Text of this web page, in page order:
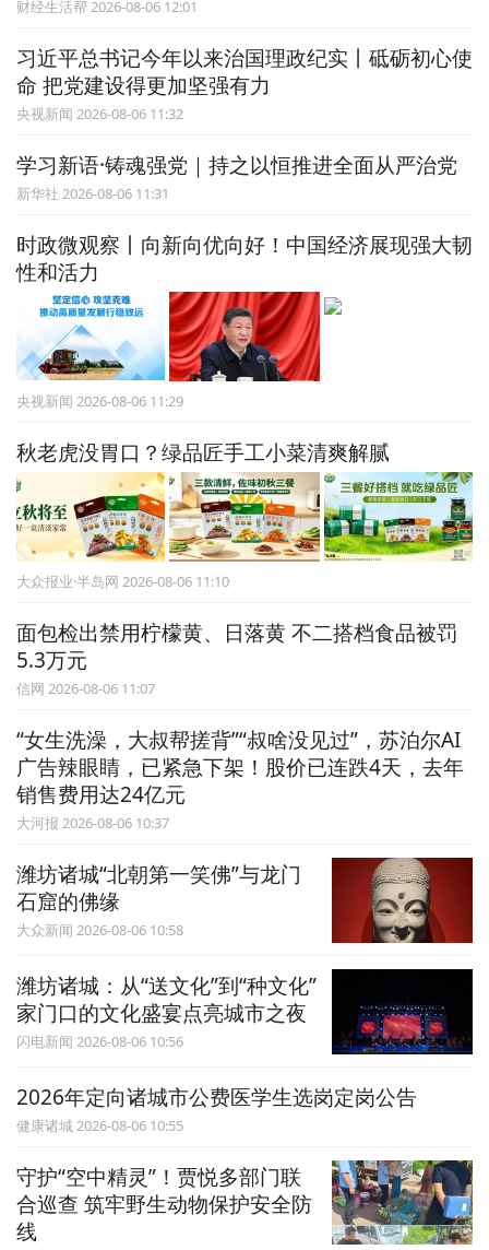
财经生活帮 2026-08-06 12:01
习近平总书记今年以来治国理政纪实丨砥砺初心使
命 把党建设得更加坚强有力
央视新闻 2026-08-06 11:32
学习新语·铸魂强党｜持之以恒推进全面从严治党
新华社 2026-08-06 11:31
时政微观察丨向新向优向好！中国经济展现强大韧
性和活力
央视新闻 2026-08-06 11:29
秋老虎没胃口？绿品匠手工小菜清爽解腻
大众报业·半岛网 2026-08-06 11:10
面包检出禁用柠檬黄、日落黄 不二搭档食品被罚
5.3万元
信网 2026-08-06 11:07
“女生洗澡，大叔帮搓背”“叔啥没见过”，苏泊尔AI
广告辣眼睛，已紧急下架！股价已连跌4天，去年
销售费用达24亿元
大河报 2026-08-06 10:37
潍坊诸城“‌北朝第一笑佛‌”与龙门
石窟的佛缘
大众新闻 2026-08-06 10:58
潍坊诸城：从“送文化”到“种文化”
家门口的文化盛宴点亮城市之夜
闪电新闻 2026-08-06 10:56
2026年定向诸城市公费医学生选岗定岗公告
健康诸城 2026-08-06 10:55
守护“空中精灵”！贾悦多部门联
合巡查 筑牢野生动物保护安全防
线